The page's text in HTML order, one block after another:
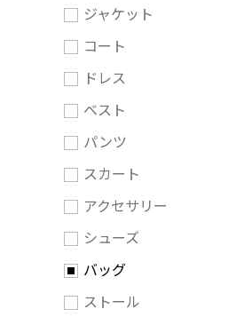
ジャケット
コート
ドレス
ベスト
パンツ
スカート
アクセサリー
シューズ
バッグ
ストール